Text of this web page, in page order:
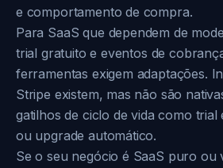
e comportamento de compra.
Para SaaS que dependem de
trial gratuito e eventos de
ferramentas exigem adaptações.
Stripe existem, mas não são
gatilhos de ciclo de vida como trial
ou upgrade automático.
Se o seu negócio é SaaS puro ou